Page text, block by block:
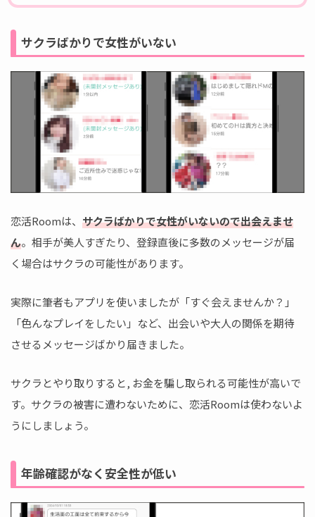
サクラばかりで女性がいない
恋活Roomは、 サクラばかりで女性がいないので出会えませ
ん。相手が美人すぎたり、登録直後に多数のメッセージが届
く場合はサクラの可能性があります。
実際に筆者もアプリを使いましたが「すぐ会えませんか？」
「色んなプレイをしたい」など、出会いや大人の関係を期待
させるメッセージばかり届きました。
サクラとやり取りすると, お金を騙し取られる可能性が高いで
す。サクラの被害に遭わないために、恋活Roomは使わないよ
うにしましょう。
年齢確認がなく安全性が低い